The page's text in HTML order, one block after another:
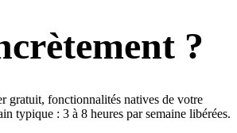
?
gratuit, fonctionnalités natives de votre
typique : 3 à 8 heures par semaine libérées.